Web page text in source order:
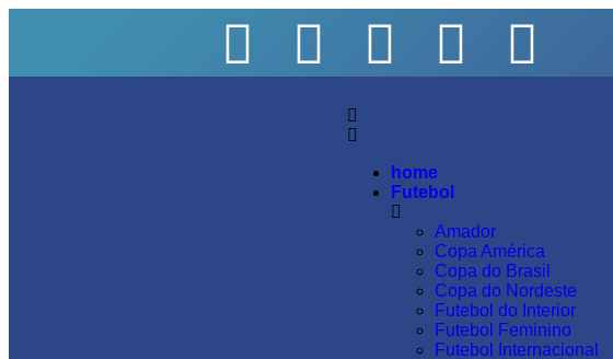
home
Futebol
Amador
Copa América
Copa do Brasil
Copa do Nordeste
Futebol do Interior
Futebol Feminino
Futebol Internacional